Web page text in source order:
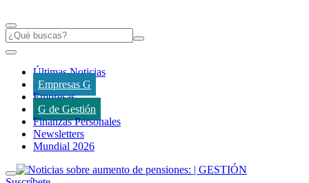
Últimas Noticias
Empresas G
Empresas
G de Gestión
Finanzas Personales
Newsletters
Mundial 2026